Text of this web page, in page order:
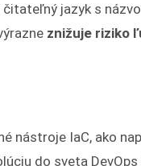
jazyk s
znižuje riziko
nástroje IaC, ako
do sveta